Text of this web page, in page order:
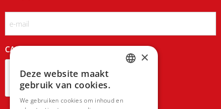
CAPTCHA ×
Deze website maakt
gebruik van cookies.
We gebruiken cookies om inhoud en